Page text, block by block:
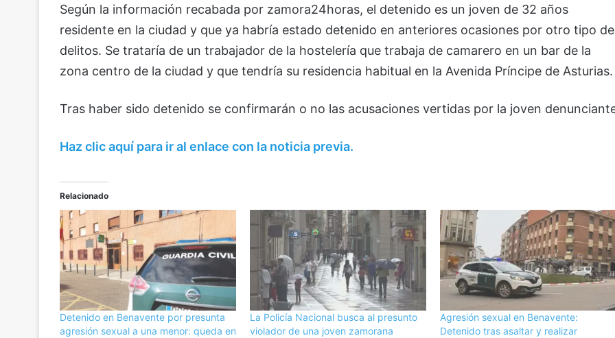
Según la información recabada por zamora24horas, el detenido es un joven de 32 años
residente en la ciudad y que ya habría estado detenido en anteriores ocasiones por otro tipo de
delitos. Se trataría de un trabajador de la hostelería que trabaja de camarero en un bar de la
zona centro de la ciudad y que tendría su residencia habitual en la Avenida Príncipe de Asturias.
Tras haber sido detenido se confirmarán o no las acusaciones vertidas por la joven
Haz clic aquí para ir al enlace con la noticia previa.
Relacionado
Detenido en Benavente por presunta
agresión sexual a una menor: queda en
La Policía Nacional busca al presunto
violador de una joven zamorana
Agresión sexual en Benavente:
Detenido tras asaltar y realizar